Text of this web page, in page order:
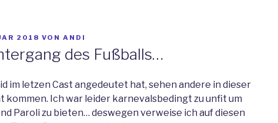
2018 VON ANDI
des Fußballs…
im letzen Cast angedeutet hat, sehen andere in dieser
kommen. Ich war leider karnevalsbedingt zu unfit um
Paroli zu bieten… deswegen verweise ich auf diesen